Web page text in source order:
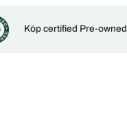
Köp certified Pre-